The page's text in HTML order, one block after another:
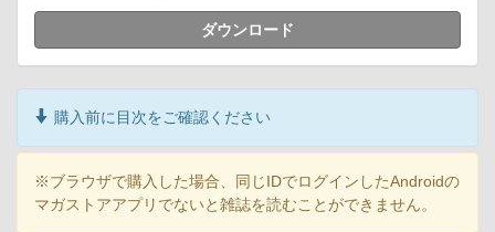
ダウンロード
購入前に目次をご確認ください
※ブラウザで購入した場合、同じIDでログインしたAndroidの
マガストアアプリでないと雑誌を読むことができません。